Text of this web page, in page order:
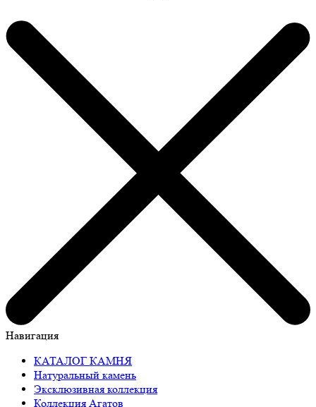
Навигация
КАТАЛОГ КАМНЯ
Натуральный камень
Эксклюзивная коллекция
Коллекция Агатов